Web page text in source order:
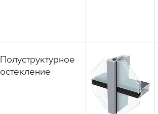
Полуструктурное
остекление